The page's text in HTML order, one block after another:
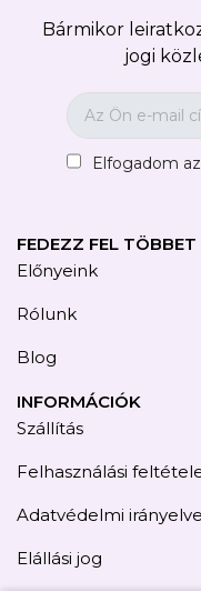
Bármikor
jogi
Elfogadom az
FEDEZZ FEL TÖBBET
Előnyeink
Rólunk
Blog
INFORMÁCIÓK
Szállítás
Felhasználási
Adatvédelmi
Elállási jog